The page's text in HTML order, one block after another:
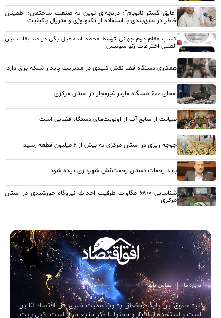
“عایق گستر نانوبام”؛ دریچه‌ای نوین به صنعت ساختمان؛ اطمینان
خاطر در عایق‌بندی با استفاده از تکنولوژی و متریال باکیفیت
کسب مقام دوم جهانی توسط محمد اسماعیل بگی در مسابقات بین
المللی اختراعات ژنو سوئیس
همکاری دستگاه قضا نقش کلیدی در مدیریت پایدار شبکه برق دارد
امحای ۶۰۰ دستگاه ماینر غیرمجاز در استان مرکزی
صیانت از منابع آب از اولویت‌های دستگاه قضایی است
جوجه ریزی در استان مرکزی به بیش از ۶ میلیون قطعه رسید
باید زحمات دستان زحمت‌کش شهرداری دیده شود
شناسایی ۶۸۰۰ مگاوات ظرفیت احداث نیروگاه خورشیدی در استان
مرکزی
درباره ما تماس با ما
کلیه حقوق این پایگاه متعلق به وب سایت خبری افق اقتصاد آنلاین
است و استفاده از اخبار و محتوا با ذکر منبع مجاز است. کپی رایت